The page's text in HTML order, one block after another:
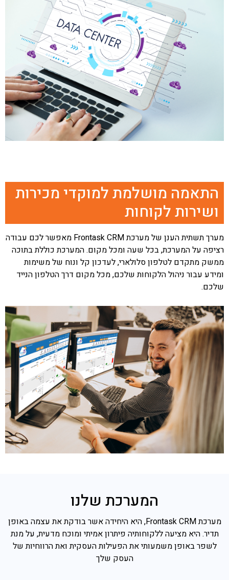
התאמה מושלמת למוקדי מכירות
ושירות לקוחות
מערך תשתית הענן של מערכת Frontask CRM מאפשר לכם עבודה
רציפה על המערכת, בכל שעה ומכל מקום. המערכת כוללת בתוכה
ממשק מתקדם לטלפון סלולארי, לעדכון קל ונוח של משימות
ומידע עבור ניהול הלקוחות שלכם, מכל מקום דרך הטלפון הנייד
שלכם.
המערכת שלנו
מערכת Frontask CRM, היא היחידה אשר בודקת את עצמה באופן
תדיר. היא מציעה ללקוחותיה פיתרון אמיתי ומוכח מדעית, על מנת
לשפר באופן משמעותי את הפעילות העסקית ואת הרווחיות של
העסק שלך